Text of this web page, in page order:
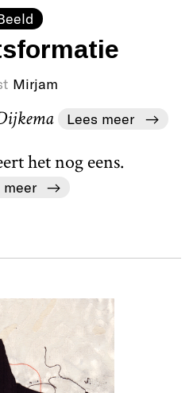
Mirjam
Lees meer
het nog eens.
meer